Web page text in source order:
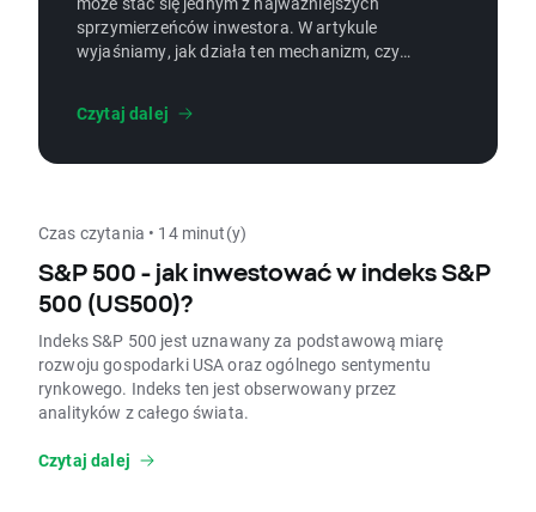
sprzymierzeńców inwestora. W artykule
wyjaśniamy, jak działa ten mechanizm, czym
praktyczny przewodnik dla osób
lepiej oceniać długoterminowy potencjał
Czytaj dalej
Czas czytania • 14 minut(y)
S&P 500 - jak inwestować w indeks S&P
500 (US500)?
Indeks S&P 500 jest uznawany za podstawową miarę
rozwoju gospodarki USA oraz ogólnego sentymentu
rynkowego. Indeks ten jest obserwowany przez
analityków z całego świata.
Czytaj dalej